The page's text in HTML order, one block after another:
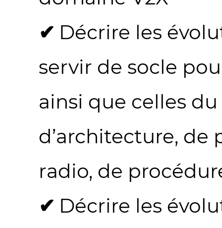
Décrire les
servir de socle
ainsi que celles
d’architecture, de
radio, de
Décrire les